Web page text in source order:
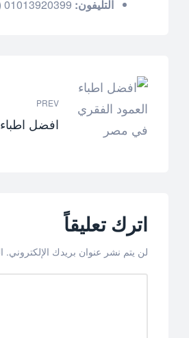
التليفون:
PREV
افضل
اترك تعليقاً
لن يتم نشر عنوان بريدك الإلكتروني.